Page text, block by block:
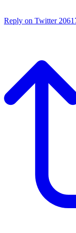
Reply on Twitter